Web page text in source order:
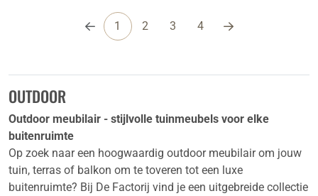
1 2 3 4
OUTDOOR
Outdoor meubilair - stijlvolle tuinmeubels voor elke
buitenruimte
Op zoek naar een hoogwaardig outdoor meubilair om jouw
tuin, terras of balkon om te toveren tot een luxe
buitenruimte? Bij De Factorij vind je een uitgebreide collectie